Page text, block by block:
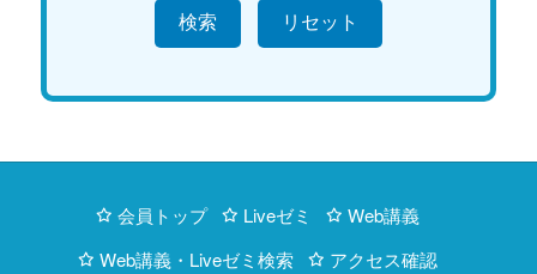
検索
会員トップ Liveゼミ
Web講義
Web講義・Liveゼミ検索
アクセス確認